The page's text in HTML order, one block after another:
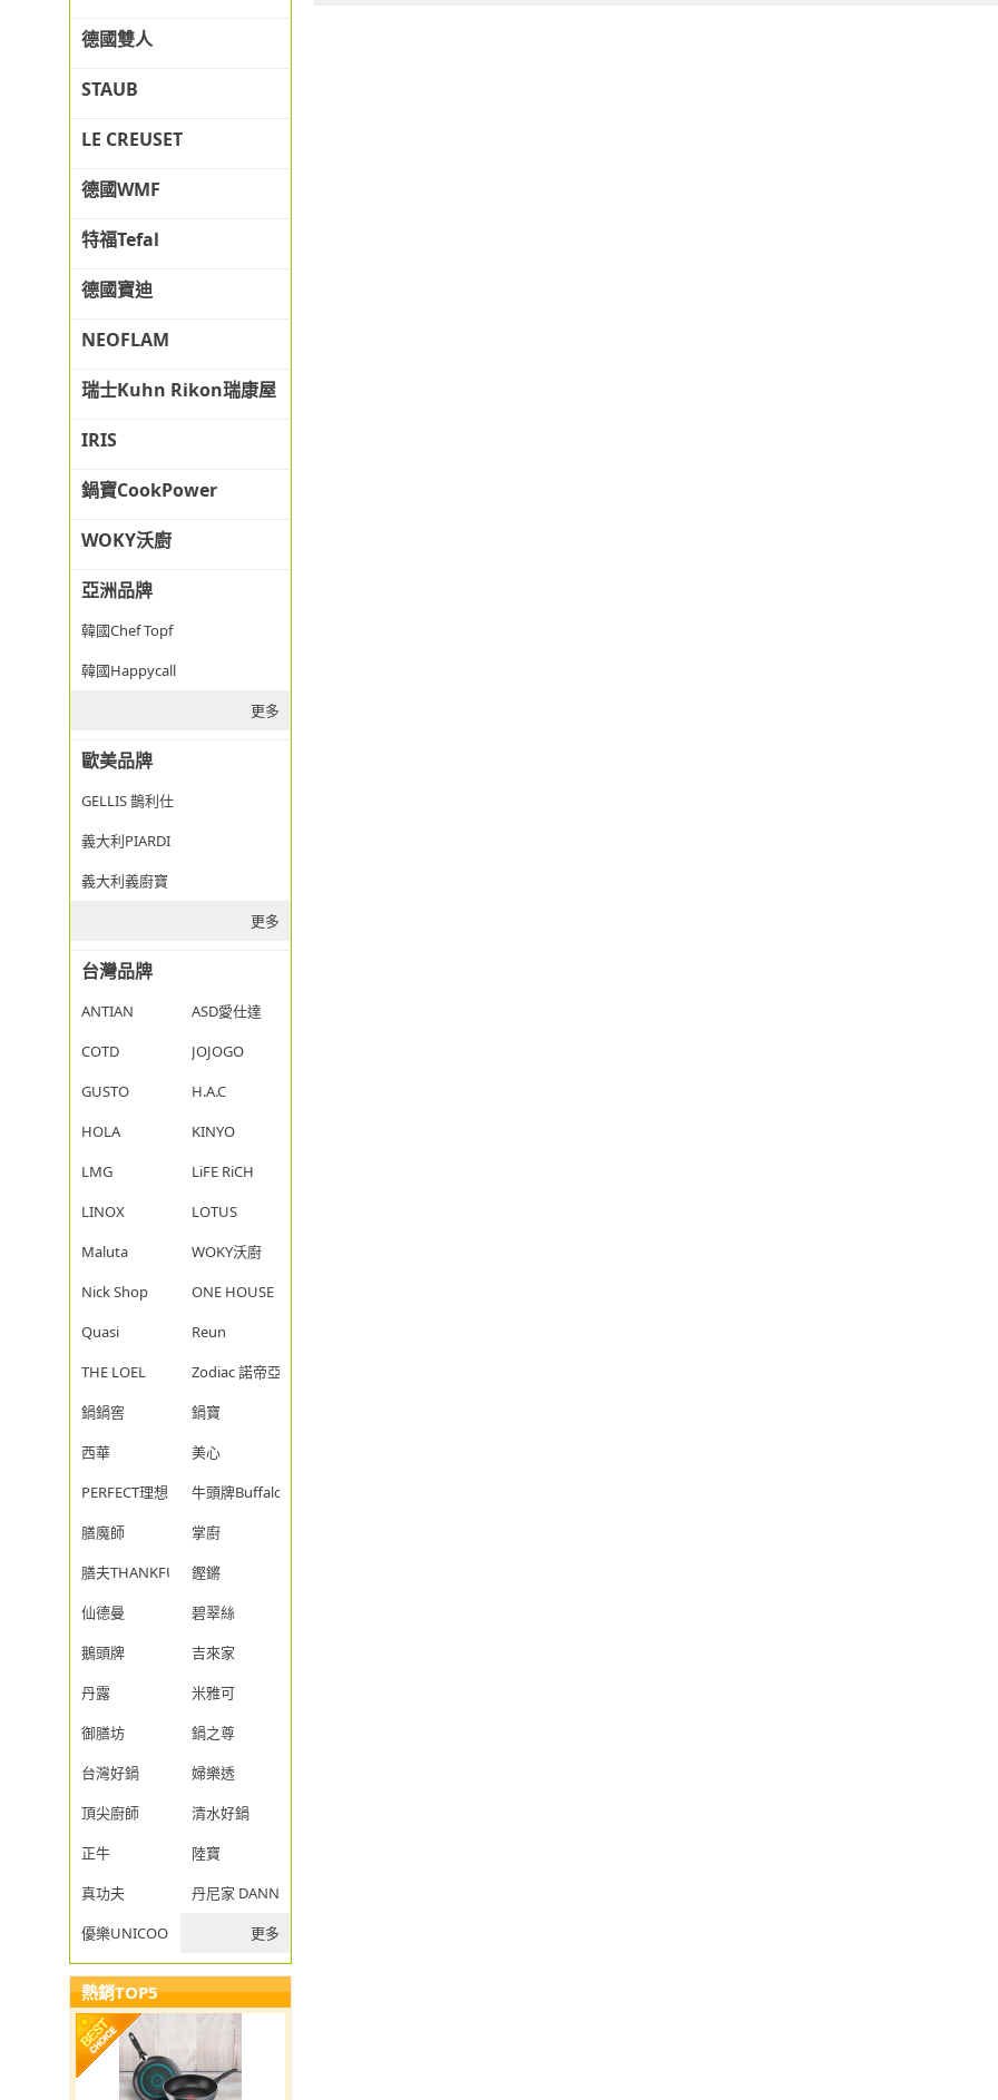
德國雙人
STAUB
LE CREUSET
德國WMF
特福Tefal
德國寶迪
NEOFLAM
瑞士Kuhn Rikon瑞康屋
IRIS
鍋寶CookPower
WOKY沃廚
亞洲品牌
韓國Chef Topf
韓國Happycall
更多
歐美品牌
GELLIS 鵲利仕
義大利PIARDI
義大利義廚寶
更多
台灣品牌
ANTIAN
ASD愛仕達
COTD
JOJOGO
GUSTO
H.A.C
HOLA
KINYO
LMG
LiFE RiCH
LINOX
LOTUS
Maluta
WOKY沃廚
Nick Shop
ONE HOUSE
Quasi
Reun
THE LOEL
Zodiac 諾帝亞
鍋鍋窖
鍋寶
西華
美心
PERFECT理想
牛頭牌Buffalo
膳魔師
掌廚
膳夫THANKFUL
鏗鏘
仙德曼
碧翠絲
鵝頭牌
吉來家
丹露
米雅可
御膳坊
鍋之尊
台灣好鍋
婦樂透
頂尖廚師
清水好鍋
正牛
陸寶
真功夫
丹尼家 DANNY JIA
優樂UNICOOK
更多
熱銷TOP5